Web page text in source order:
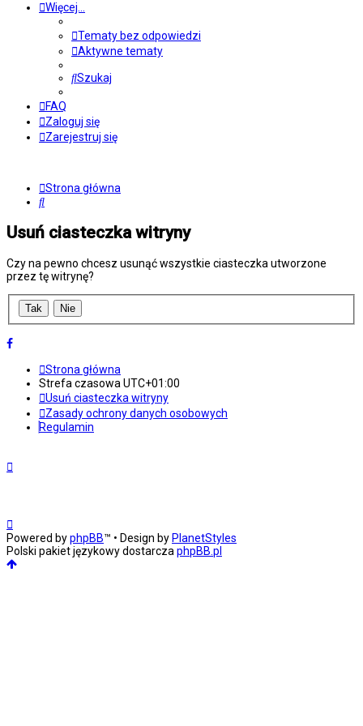
Więcej…
Tematy bez odpowiedzi
Aktywne tematy
Szukaj
FAQ
Zaloguj się
Zarejestruj się
Strona główna
Szukaj
Usuń ciasteczka witryny
Czy na pewno chcesz usunąć wszystkie ciasteczka utworzone
przez tę witrynę?
Strona główna
Strefa czasowaUTC+01:00
Usuń ciasteczka witryny
Zasady ochrony danych osobowych
Regulamin
Powered byphpBB™ • Design by PlanetStyles
Polski pakiet językowy dostarczaphpBB.pl